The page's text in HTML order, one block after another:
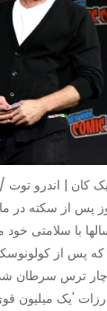
کان | اندرو توت /
با سلامتی
که پس از
ترس سرطان